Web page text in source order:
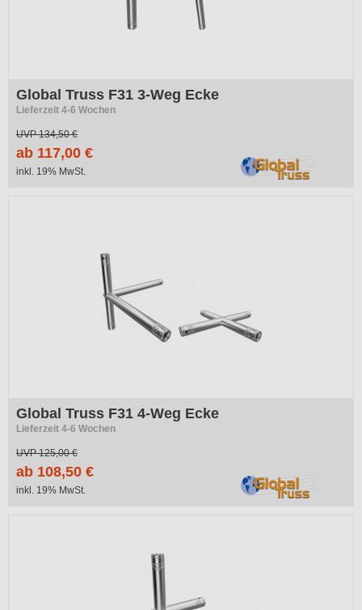
Global Truss F31 3-Weg Ecke
Lieferzeit 4-6 Wochen
UVP134,50 €
ab 117,00 €
inkl. 19% MwSt.
Global Truss F31 4-Weg Ecke
Lieferzeit 4-6 Wochen
UVP125,00 €
ab 108,50 €
inkl. 19% MwSt.